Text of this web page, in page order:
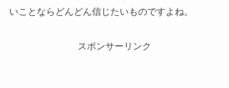
いことならどんどん信じたいものですよね。
スポンサーリンク